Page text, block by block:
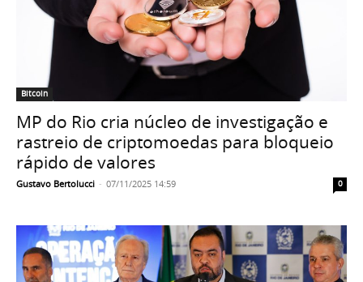
Bitcoin
MP do Rio cria núcleo de investigação e
rastreio de criptomoedas para bloqueio
rápido de valores
Gustavo Bertolucci - 07/11/2025 14:59 0